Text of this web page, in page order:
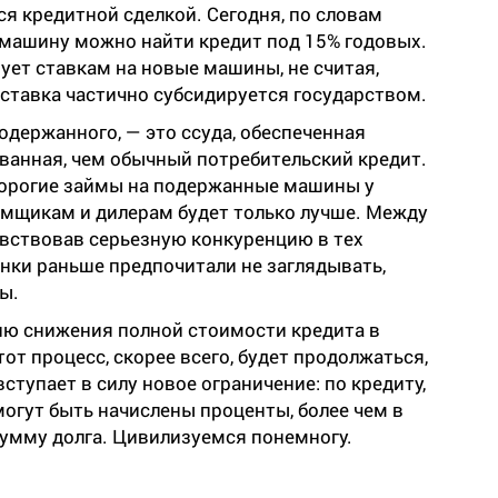
кредитной сделкой. Сегодня, по словам
можно найти кредит под 15% годовых.
ставкам на новые машины, не считая,
частично субсидируется государством.
— это ссуда, обеспеченная
чем обычный потребительский кредит.
займы на подержанные машины у
и дилерам будет только лучше. Между
серьезную конкуренцию в тех
раньше предпочитали не заглядывать,
снижения полной стоимости кредита в
процесс, скорее всего, будет продолжаться,
в силу новое ограничение: по кредиту,
быть начислены проценты, более чем в
долга. Цивилизуемся понемногу.